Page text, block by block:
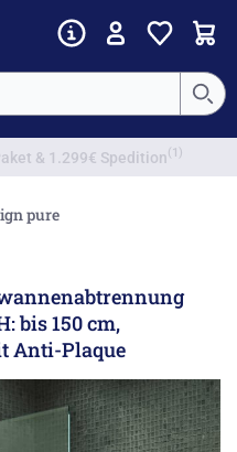
pure
bis 150 cm,
Anti-Plaque